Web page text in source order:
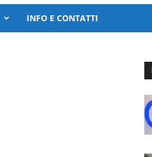
INFO E CONTATTI